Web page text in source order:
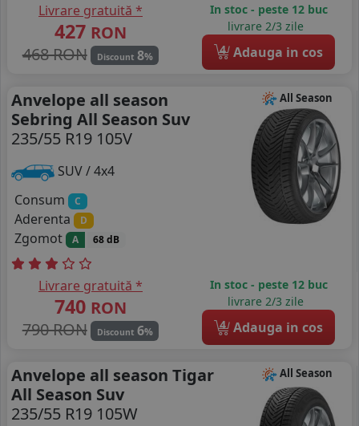
Livrare gratuită *
427 RON
468 RON
Discount 8%
In stoc - peste 12 buc
livrare 2/3 zile
4 Adauga in cos
All Season
Anvelope all season
Sebring All Season Suv
235/55 R19 105V
SUV / 4x4
Consum
C
Aderenta D
Zgomot A 68 dB
Livrare gratuită *
740 RON
790 RON
Discount 6%
In stoc - peste 12 buc
livrare 2/3 zile
4 Adauga in cos
All Season
Anvelope all season Tigar
All Season Suv
235/55 R19 105W